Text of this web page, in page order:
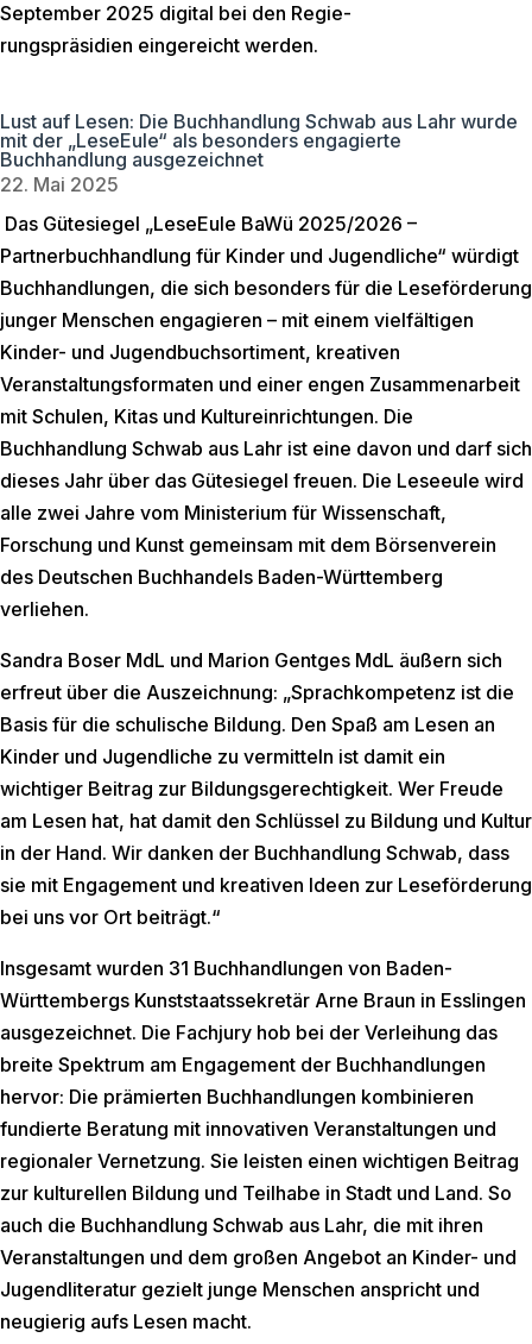
September 2025 digital bei den Regie-
rungspräsidien eingereicht werden.
Lust auf Lesen: Die Buchhandlung Schwab aus Lahr wurde
mit der „LeseEule“ als besonders engagierte
Buchhandlung ausgezeichnet
22. Mai 2025
Das Gütesiegel „LeseEule BaWü 2025/2026 –
Partnerbuchhandlung für Kinder und Jugendliche“ würdigt
Buchhandlungen, die sich besonders für die Leseförderung
junger Menschen engagieren – mit einem vielfältigen
Kinder- und Jugendbuchsortiment, kreativen
Veranstaltungsformaten und einer engen Zusammenarbeit
mit Schulen, Kitas und Kultureinrichtungen. Die
Buchhandlung Schwab aus Lahr ist eine davon und darf sich
dieses Jahr über das Gütesiegel freuen. Die Leseeule wird
alle zwei Jahre vom Ministerium für Wissenschaft,
Forschung und Kunst gemeinsam mit dem Börsenverein
des Deutschen Buchhandels Baden-Württemberg
verliehen.
Sandra Boser MdL und Marion Gentges MdL äußern sich
erfreut über die Auszeichnung: „Sprachkompetenz ist die
Basis für die schulische Bildung. Den Spaß am Lesen an
Kinder und Jugendliche zu vermitteln ist damit ein
wichtiger Beitrag zur Bildungsgerechtigkeit. Wer Freude
am Lesen hat, hat damit den Schlüssel zu Bildung und Kultur
in der Hand. Wir danken der Buchhandlung Schwab, dass
sie mit Engagement und kreativen Ideen zur Leseförderung
bei uns vor Ort beiträgt.“
Insgesamt wurden 31 Buchhandlungen von Baden-
Württembergs Kunststaatssekretär Arne Braun in Esslingen
ausgezeichnet. Die Fachjury hob bei der Verleihung das
breite Spektrum am Engagement der Buchhandlungen
hervor: Die prämierten Buchhandlungen kombinieren
fundierte Beratung mit innovativen Veranstaltungen und
regionaler Vernetzung. Sie leisten einen wichtigen Beitrag
zur kulturellen Bildung und Teilhabe in Stadt und Land. So
auch die Buchhandlung Schwab aus Lahr, die mit ihren
Veranstaltungen und dem großen Angebot an Kinder- und
Jugendliteratur gezielt junge Menschen anspricht und
neugierig aufs Lesen macht.